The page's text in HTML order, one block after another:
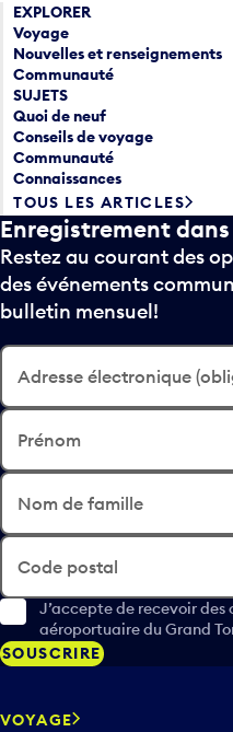
EXPLORER
Voyage
Nouvelles et renseignements
Communauté
SUJETS
Quoi de neuf
Conseils de voyage
Communauté
Connaissances
TOUS LES ARTICLES
Enregistrement
Restez au courant des
des événements
bulletin mensuel!
Adresse électronique
Prénom
Nom de famille
Code postal
J’accepte de recevoir
aéroportuaire du Grand
SOUSCRIRE
VOYAGE